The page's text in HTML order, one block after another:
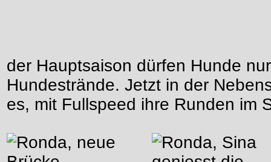
der Hauptsaison dürfen Hunde
Hundestrände. Jetzt in der
es, mit Fullspeed ihre Runden im